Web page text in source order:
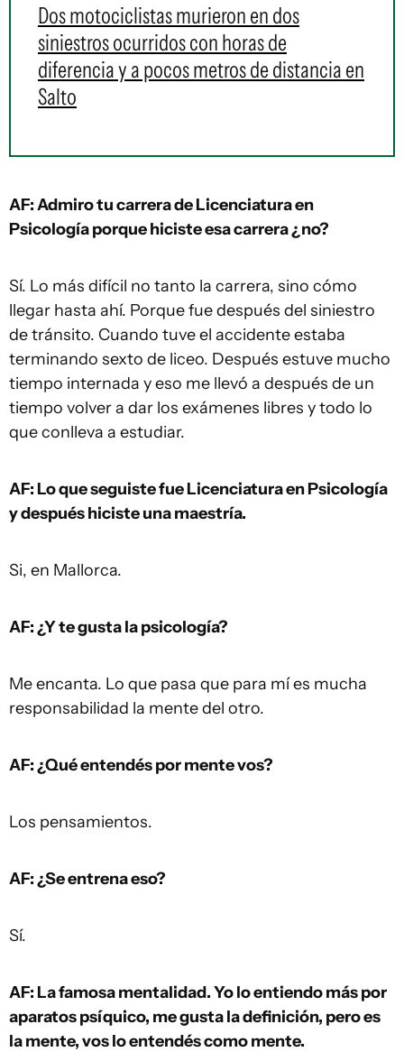
Dos motociclistas murieron en dos
siniestros ocurridos con horas de
diferencia y a pocos metros de distancia en
Salto
AF: Admiro tu carrera de Licenciatura en
Psicología porque hiciste esa carrera ¿no?
Sí. Lo más difícil no tanto la carrera, sino cómo
llegar hasta ahí. Porque fue después del siniestro
de tránsito. Cuando tuve el accidente estaba
terminando sexto de liceo. Después estuve mucho
tiempo internada y eso me llevó a después de un
tiempo volver a dar los exámenes libres y todo lo
que conlleva a estudiar.
AF: Lo que seguiste fue Licenciatura en Psicología
y después hiciste una maestría.
Si, en Mallorca.
AF: ¿Y te gusta la psicología?
Me encanta. Lo que pasa que para mí es mucha
responsabilidad la mente del otro.
AF: ¿Qué entendés por mente vos?
Los pensamientos.
AF: ¿Se entrena eso?
Sí.
AF: La famosa mentalidad. Yo lo entiendo más por
aparatos psíquico, me gusta la definición, pero es
la mente, vos lo entendés como mente.